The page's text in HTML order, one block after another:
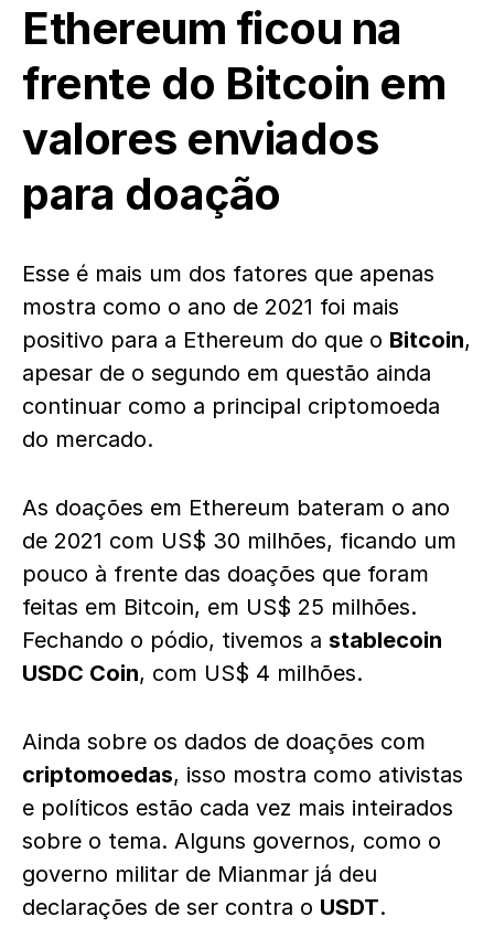
Ethereum ficou na
frente do Bitcoin em
valores enviados
para doação
Esse é mais um dos fatores que apenas
mostra como o ano de 2021 foi mais
positivo para a Ethereum do que o Bitcoin,
apesar de o segundo em questão ainda
continuar como a principal criptomoeda
do mercado.
As doações em Ethereum bateram o ano
de 2021 com US$ 30 milhões, ficando um
pouco à frente das doações que foram
feitas em Bitcoin, em US$ 25 milhões.
Fechando o pódio, tivemos a stablecoin
USDC Coin, com US$ 4 milhões.
Ainda sobre os dados de doações com
criptomoedas, isso mostra como ativistas
e políticos estão cada vez mais inteirados
sobre o tema. Alguns governos, como o
governo militar de Mianmar já deu
declarações de ser contra o USDT.